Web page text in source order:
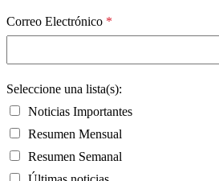
Correo Electrónico *
Seleccione una lista(s):
Noticias Importantes
Resumen Mensual
Resumen Semanal